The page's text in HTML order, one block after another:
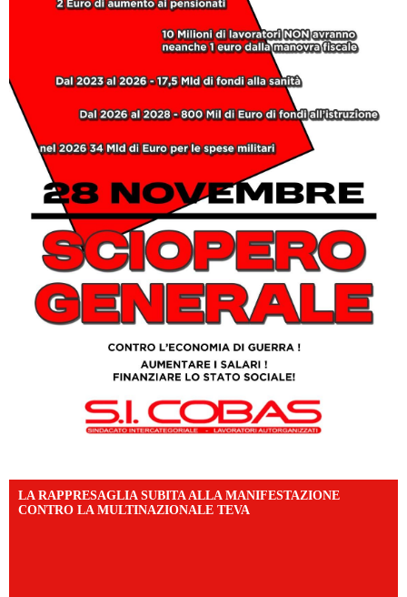
LA RAPPRESAGLIA SUBITA ALLA MANIFESTAZIONE
CONTRO LA MULTINAZIONALE TEVA